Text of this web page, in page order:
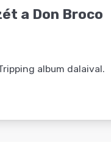
a Don Broco
album dalaival.